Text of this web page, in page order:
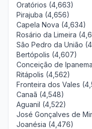
Oratórios (4,663)
Pirajuba (4,656)
Capela Nova (4,634)
Rosário da Limeira
São Pedro da União
Bertópolis (4,607)
Conceição de
Ritápolis (4,562)
Fronteira dos Vales
Canaã (4,548)
Aguanil (4,522)
José Gonçalves de
Joanésia (4,476)